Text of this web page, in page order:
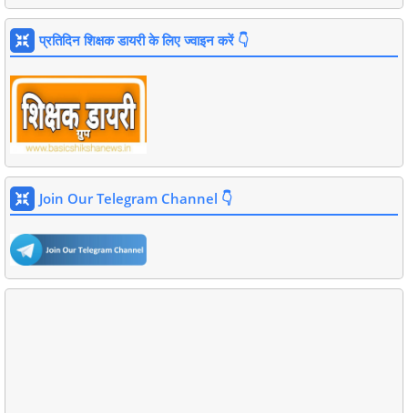
प्रतिदिन शिक्षक डायरी के लिए ज्वाइन करें 👇
Join Our Telegram Channel 👇